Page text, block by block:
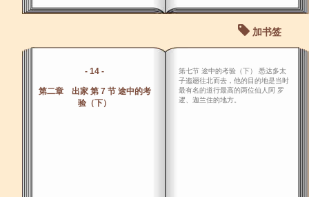
加书签
- 14 -
第二章 出家 第 7 节 途中的考
验（下）
第七节 途中的考验（下） 悉达多太
子迤逦往北而去，他的目的地是当时
最有名的道行最高的两位仙人阿 罗
逻、迦兰住的地方。